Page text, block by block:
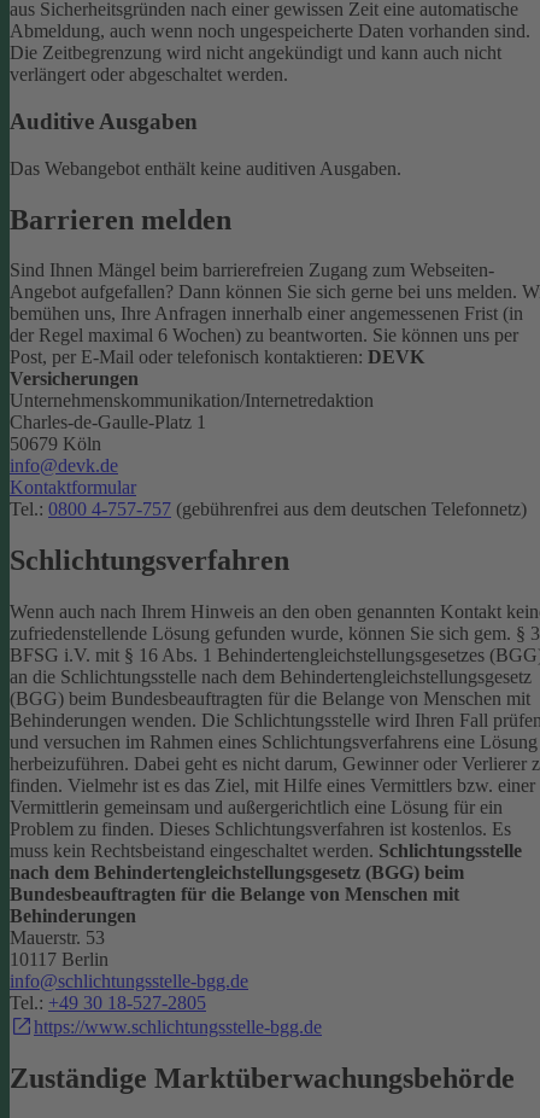
aus Sicherheitsgründen nach einer gewissen Zeit eine automatische
Abmeldung, auch wenn noch ungespeicherte Daten vorhanden sind.
Die Zeitbegrenzung wird nicht angekündigt und kann auch nicht
verlängert oder abgeschaltet werden.
Auditive Ausgaben
Das Webangebot enthält keine auditiven Ausgaben.
Barrieren melden
Sind Ihnen Mängel beim barrierefreien Zugang zum Webseiten-
Angebot aufgefallen? Dann können Sie sich gerne bei uns melden.
bemühen uns, Ihre Anfragen innerhalb einer angemessenen Frist (in
der Regel maximal 6 Wochen) zu beantworten. Sie können uns per
Post, per E-Mail oder telefonisch kontaktieren: DEVK
Versicherungen
Unternehmenskommunikation/Internetredaktion
Charles-de-Gaulle-Platz 1
50679 Köln
info@devk.de
Kontaktformular
Tel.: 0800 4-757-757 (gebührenfrei aus dem deutschen Telefonnetz)
Schlichtungsverfahren
Wenn auch nach Ihrem Hinweis an den oben genannten Kontakt
zufriedenstellende Lösung gefunden wurde, können Sie sich gem. §
BFSG i.V. mit § 16 Abs. 1 Behindertengleichstellungsgesetzes
an die Schlichtungsstelle nach dem Behindertengleichstellungsgesetz
(BGG) beim Bundesbeauftragten für die Belange von Menschen mit
Behinderungen wenden. Die Schlichtungsstelle wird Ihren Fall
und versuchen im Rahmen eines Schlichtungsverfahrens eine Lösung
herbeizuführen. Dabei geht es nicht darum, Gewinner oder Verlierer
finden. Vielmehr ist es das Ziel, mit Hilfe eines Vermittlers bzw. einer
Vermittlerin gemeinsam und außergerichtlich eine Lösung für ein
Problem zu finden. Dieses Schlichtungsverfahren ist kostenlos. Es
muss kein Rechtsbeistand eingeschaltet werden. Schlichtungsstelle
nach dem Behindertengleichstellungsgesetz (BGG) beim
Bundesbeauftragten für die Belange von Menschen mit
Behinderungen
Mauerstr. 53
10117 Berlin
info@schlichtungsstelle-bgg.de
Tel.: +49 30 18-527-2805
https://www.schlichtungsstelle-bgg.de
Zuständige Marktüberwachungsbehörde